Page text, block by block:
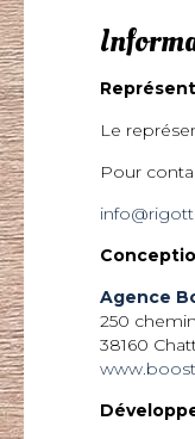
Le
Pour
Agence
250
38160